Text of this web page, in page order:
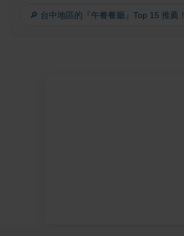
🔎 台中地區的『午餐餐廳』Top 15 推薦！